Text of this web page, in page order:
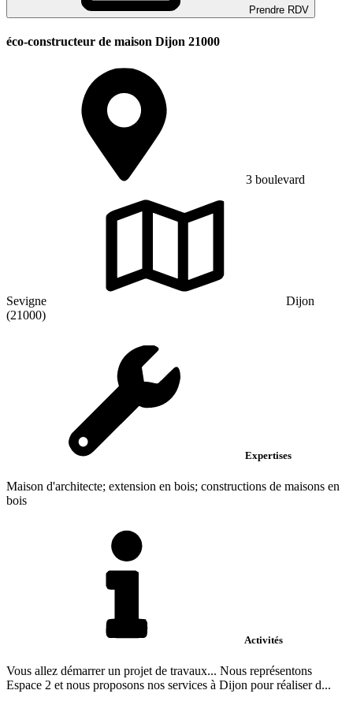
Prendre RDV
éco-constructeur de maison Dijon 21000
3 boulevard
Sevigne
Dijon
(21000)
Expertises
Maison d'architecte; extension en bois; constructions de maisons en
bois
Activités
Vous allez démarrer un projet de travaux... Nous représentons
Espace 2 et nous proposons nos services à Dijon pour réaliser d...